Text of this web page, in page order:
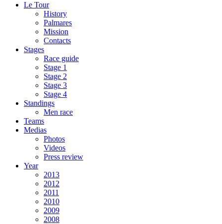
Le Tour
History
Palmares
Mission
Contacts
Stages
Race guide
Stage 1
Stage 2
Stage 3
Stage 4
Standings
Men race
Teams
Medias
Photos
Videos
Press review
Year
2013
2012
2011
2010
2009
2008